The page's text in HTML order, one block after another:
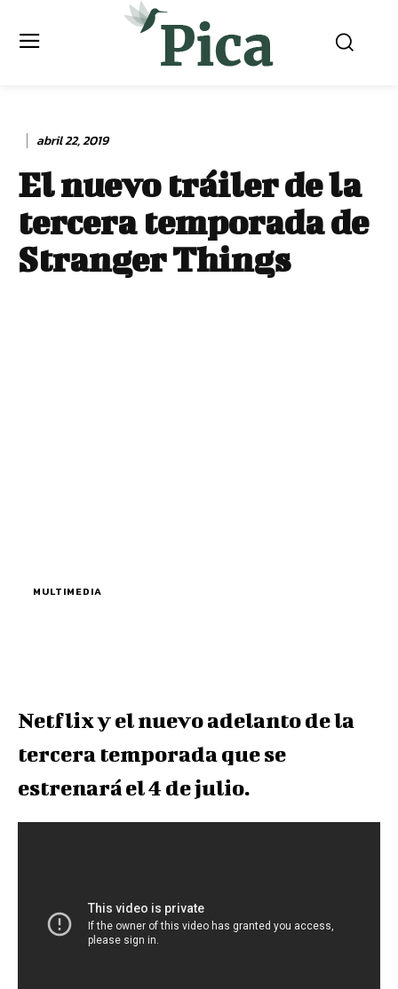
abril 22, 2019
El nuevo tráiler de la
tercera temporada de
Stranger Things
MULTIMEDIA
Netflix y el nuevo adelanto de la
tercera temporada que se
estrenará el 4 de julio.